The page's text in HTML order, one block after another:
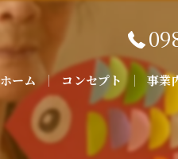
ホーム コンセプト 事業
よ